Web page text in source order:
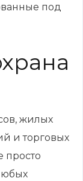
под
жилых
и торговых
просто